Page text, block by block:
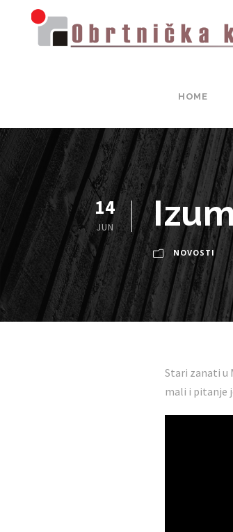
HOME
14
JUN
NOVOSTI
Stari zanati u
mali i pitanje